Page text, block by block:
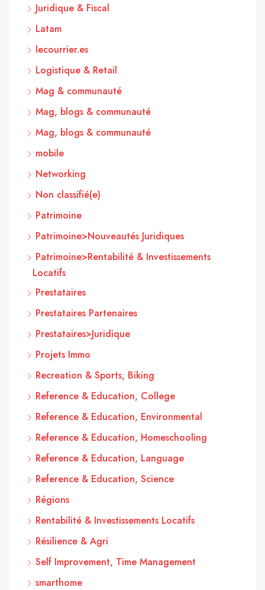
Juridique & Fiscal
Latam
lecourrier.es
Logistique & Retail
Mag & communauté
Mag, blogs & communauté
Mag, blogs & communauté
mobile
Networking
Non classifié(e)
Patrimoine
Patrimoine>Nouveautés Juridiques
Patrimoine>Rentabilité & Investissements
Locatifs
Prestataires
Prestataires Partenaires
Prestataires>Juridique
Projets Immo
Recreation & Sports, Biking
Reference & Education, College
Reference & Education, Environmental
Reference & Education, Homeschooling
Reference & Education, Language
Reference & Education, Science
Régions
Rentabilité & Investissements Locatifs
Résilience & Agri
Self Improvement, Time Management
smarthome